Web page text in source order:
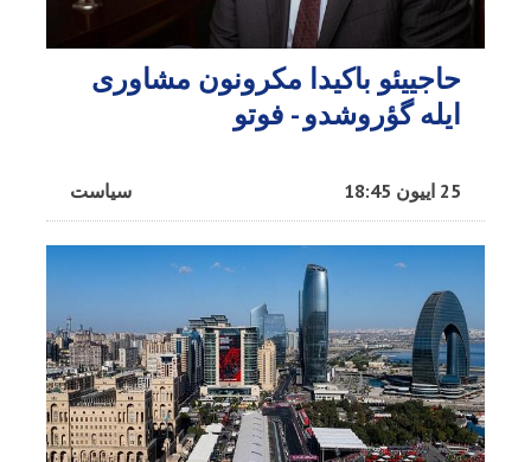
حاجییئو باکیدا مکرونون مشاوری
ایله گؤروشدو - فوتو
سیاست 25 اییون 18:45